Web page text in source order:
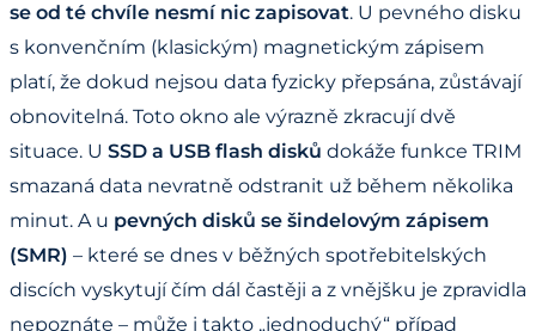
se od té chvíle nesmí nic zapisovat. U pevného disku
s konvenčním (klasickým) magnetickým zápisem
platí, že dokud nejsou data fyzicky přepsána, zůstávají
obnovitelná. Toto okno ale výrazně zkracují dvě
situace. U SSD a USB flash disků dokáže funkce TRIM
smazaná data nevratně odstranit už během několika
minut. A u pevných disků se šindelovým zápisem
(SMR) – které se dnes v běžných spotřebitelských
discích vyskytují čím dál častěji a z vnějšku je zpravidla
nepoznáte – může i takto „jednoduchý“ případ